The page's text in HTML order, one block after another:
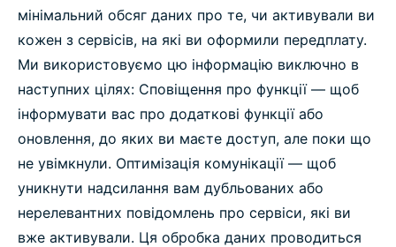
мінімальний обсяг даних про те, чи активували ви
кожен з сервісів, на які ви оформили передплату.
Ми використовуємо цю інформацію виключно в
наступних цілях: Сповіщення про функції — щоб
інформувати вас про додаткові функції або
оновлення, до яких ви маєте доступ, але поки що
не увімкнули. Оптимізація комунікації — щоб
уникнути надсилання вам дубльованих або
нерелевантних повідомлень про сервіси, які ви
вже активували. Ця обробка даних проводиться